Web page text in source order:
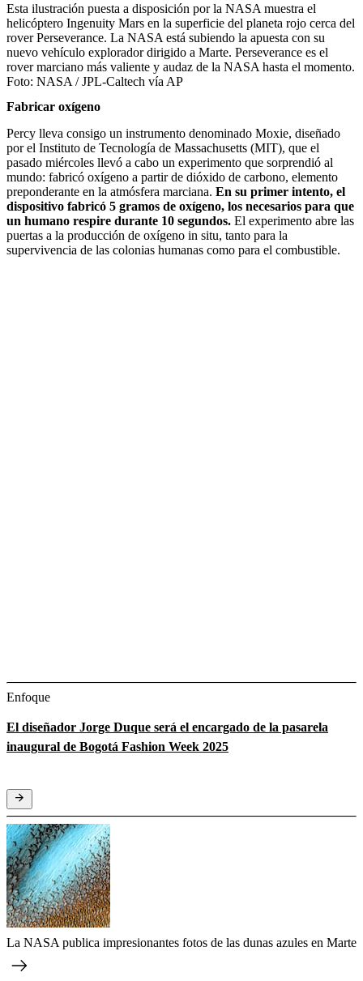
Esta ilustración puesta a disposición por la NASA muestra el
helicóptero Ingenuity Mars en la superficie del planeta rojo cerca del
rover Perseverance. La NASA está subiendo la apuesta con su
nuevo vehículo explorador dirigido a Marte. Perseverance es el
rover marciano más valiente y audaz de la NASA hasta el momento.
Foto: NASA / JPL-Caltech vía AP
Fabricar oxígeno
Percy lleva consigo un instrumento denominado Moxie, diseñado
por el Instituto de Tecnología de Massachusetts (MIT), que el
pasado miércoles llevó a cabo un experimento que sorprendió al
mundo: fabricó oxígeno a partir de dióxido de carbono, elemento
preponderante en la atmósfera marciana. En su primer intento, el
dispositivo fabricó 5 gramos de oxígeno, los necesarios para que
un humano respire durante 10 segundos. El experimento abre las
puertas a la producción de oxígeno in situ, tanto para la
supervivencia de las colonias humanas como para el combustible.
Enfoque
El diseñador Jorge Duque será el encargado de la pasarela
inaugural de Bogotá Fashion Week 2025
La NASA publica impresionantes fotos de las dunas azules en Marte